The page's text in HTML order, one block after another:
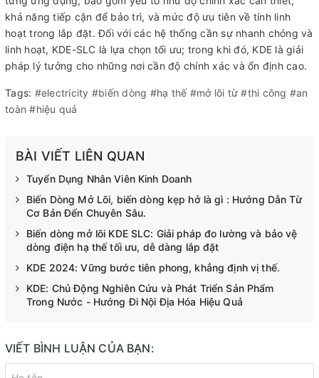
khả năng tiếp cận để bảo trì, và mức độ ưu tiên về tính linh
hoạt trong lắp đặt. Đối với các hệ thống cần sự nhanh chóng và
linh hoạt, KDE-SLC là lựa chọn tối ưu; trong khi đó, KDE là giải
pháp lý tưởng cho những nơi cần độ chính xác và ổn định cao.
Tags: #electricity #biến dòng #hạ thế #mở lõi từ #thi công #an
toàn #hiệu quả
BÀI VIẾT LIÊN QUAN
Tuyển Dụng Nhân Viên Kinh Doanh
Biến Dòng Mở Lõi, biến dòng kẹp hở là gì : Hướng Dẫn Từ
Cơ Bản Đến Chuyên Sâu.
Biến dòng mở lõi KDE SLC: Giải pháp đo lường và bảo vệ
dòng điện hạ thế tối ưu, dễ dàng lắp đặt
KDE 2024: Vững bước tiên phong, khẳng định vị thế.
KDE: Chủ Động Nghiên Cứu và Phát Triển Sản Phẩm
Trong Nước - Hướng Đi Nội Địa Hóa Hiệu Quả
VIẾT BÌNH LUẬN CỦA BẠN: